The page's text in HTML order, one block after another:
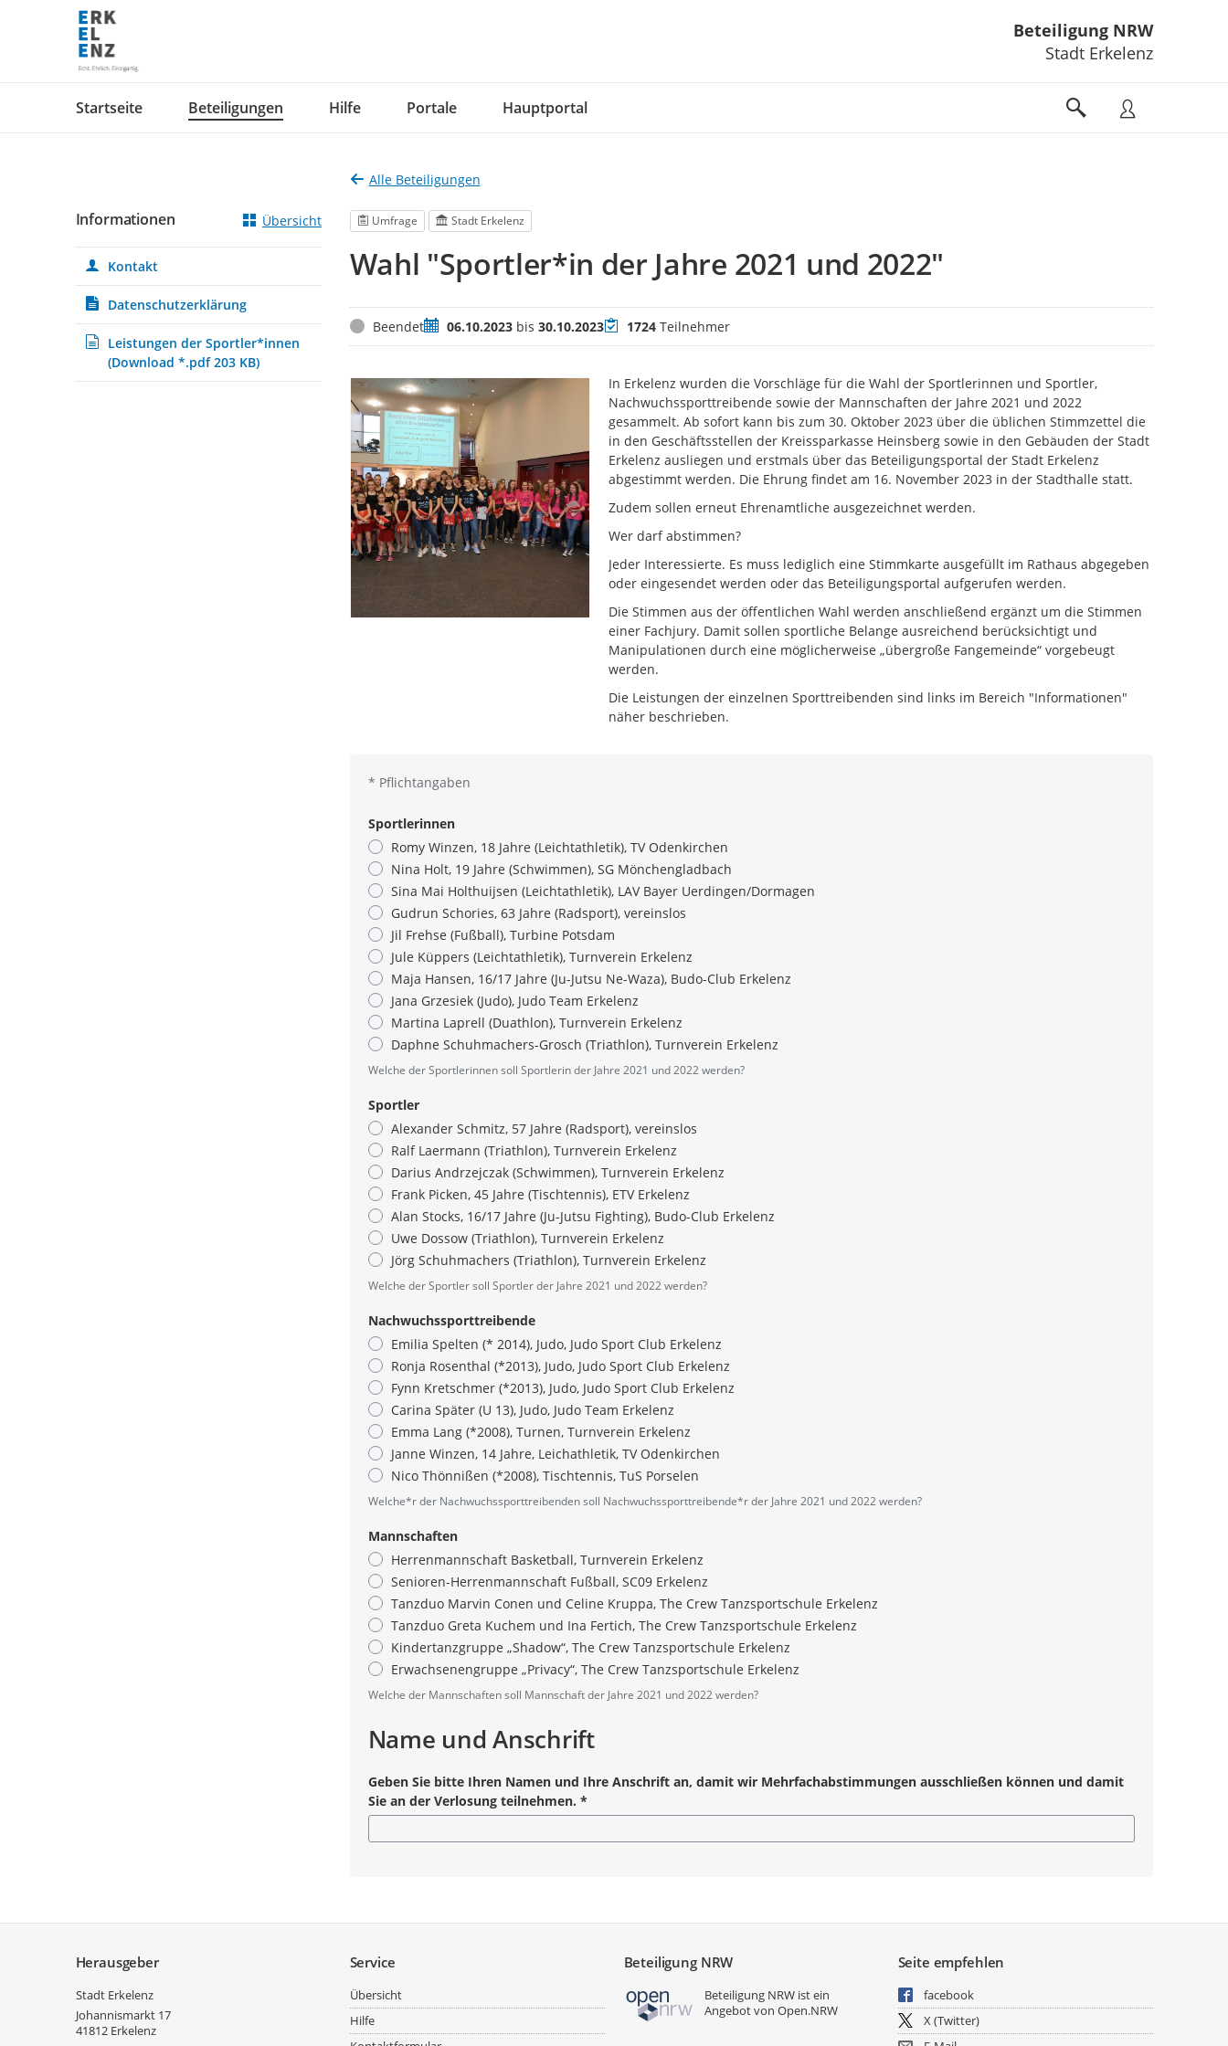
Beteiligung NRW
Stadt Erkelenz
Startseite Beteiligungen Hilfe Portale Hauptportal
Alle Beteiligungen
Umfrage Stadt Erkelenz
Wahl "Sportler*in der Jahre 2021 und 2022"
StatusBeendetZeitraum
06.10.2023bis 30.10.2023Teilnehmer
1724Teilnehmer
In Erkelenz wurden die Vorschläge für die Wahl der Sportlerinnen und Sportler,
Nachwuchssporttreibende sowie der Mannschaften der Jahre 2021 und 2022
gesammelt. Ab sofort kann bis zum 30. Oktober 2023 über die üblichen Stimmzettel die
in den Geschäftsstellen der Kreissparkasse Heinsberg sowie in den Gebäuden der Stadt
Erkelenz ausliegen und erstmals über das Beteiligungsportal der Stadt Erkelenz
abgestimmt werden. Die Ehrung findet am 16. November 2023 in der Stadthalle statt.
Zudem sollen erneut Ehrenamtliche ausgezeichnet werden.
Wer darf abstimmen?
Jeder Interessierte. Es muss lediglich eine Stimmkarte ausgefüllt im Rathaus abgegeben
oder eingesendet werden oder das Beteiligungsportal aufgerufen werden.
Die Stimmen aus der öffentlichen Wahl werden anschließend ergänzt um die Stimmen
einer Fachjury. Damit sollen sportliche Belange ausreichend berücksichtigt und
Manipulationen durch eine möglicherweise „übergroße Fangemeinde“ vorgebeugt
werden.
Die Leistungen der einzelnen Sporttreibenden sind links im Bereich "Informationen"
näher beschrieben.
* Pflichtangaben
Sportlerinnen
Romy Winzen, 18 Jahre (Leichtathletik), TV Odenkirchen
Nina Holt, 19 Jahre (Schwimmen), SG Mönchengladbach
Sina Mai Holthuijsen (Leichtathletik), LAV Bayer Uerdingen/Dormagen
Gudrun Schories, 63 Jahre (Radsport), vereinslos
Jil Frehse (Fußball), Turbine Potsdam
Jule Küppers (Leichtathletik), Turnverein Erkelenz
Maja Hansen, 16/17 Jahre (Ju-Jutsu Ne-Waza), Budo-Club Erkelenz
Jana Grzesiek (Judo), Judo Team Erkelenz
Martina Laprell (Duathlon), Turnverein Erkelenz
Daphne Schuhmachers-Grosch (Triathlon), Turnverein Erkelenz
Welche der Sportlerinnen soll Sportlerin der Jahre 2021 und 2022 werden?
Sportler
Alexander Schmitz, 57 Jahre (Radsport), vereinslos
Ralf Laermann (Triathlon), Turnverein Erkelenz
Darius Andrzejczak (Schwimmen), Turnverein Erkelenz
Frank Picken, 45 Jahre (Tischtennis), ETV Erkelenz
Alan Stocks, 16/17 Jahre (Ju-Jutsu Fighting), Budo-Club Erkelenz
Uwe Dossow (Triathlon), Turnverein Erkelenz
Jörg Schuhmachers (Triathlon), Turnverein Erkelenz
Welche der Sportler soll Sportler der Jahre 2021 und 2022 werden?
Nachwuchssporttreibende
Emilia Spelten (* 2014), Judo, Judo Sport Club Erkelenz
Ronja Rosenthal (*2013), Judo, Judo Sport Club Erkelenz
Fynn Kretschmer (*2013), Judo, Judo Sport Club Erkelenz
Carina Später (U 13), Judo, Judo Team Erkelenz
Emma Lang (*2008), Turnen, Turnverein Erkelenz
Janne Winzen, 14 Jahre, Leichathletik, TV Odenkirchen
Nico Thönnißen (*2008), Tischtennis, TuS Porselen
Welche*r der Nachwuchssporttreibenden soll Nachwuchssporttreibende*r der Jahre 2021 und 2022 werden?
Mannschaften
Herrenmannschaft Basketball, Turnverein Erkelenz
Senioren-Herrenmannschaft Fußball, SC09 Erkelenz
Tanzduo Marvin Conen und Celine Kruppa, The Crew Tanzsportschule Erkelenz
Tanzduo Greta Kuchem und Ina Fertich, The Crew Tanzsportschule Erkelenz
Kindertanzgruppe „Shadow“, The Crew Tanzsportschule Erkelenz
Erwachsenengruppe „Privacy“, The Crew Tanzsportschule Erkelenz
Welche der Mannschaften soll Mannschaft der Jahre 2021 und 2022 werden?
Name und Anschrift
Geben Sie bitte Ihren Namen und Ihre Anschrift an, damit wir Mehrfachabstimmungen ausschließen können und damit
Sie an der Verlosung teilnehmen. *
Informationen Übersicht
Kontakt
Datenschutzerklärung
Leistungen der Sportler*innen
(Download *.pdf 203 KB)
Herausgeber
Stadt Erkelenz
Johannismarkt 17
41812 Erkelenz
Service
Übersicht
Hilfe
Beteiligung NRW
Beteiligung NRW ist ein
Angebot vonOpen.NRW
Seite empfehlen
facebook
X (Twitter)